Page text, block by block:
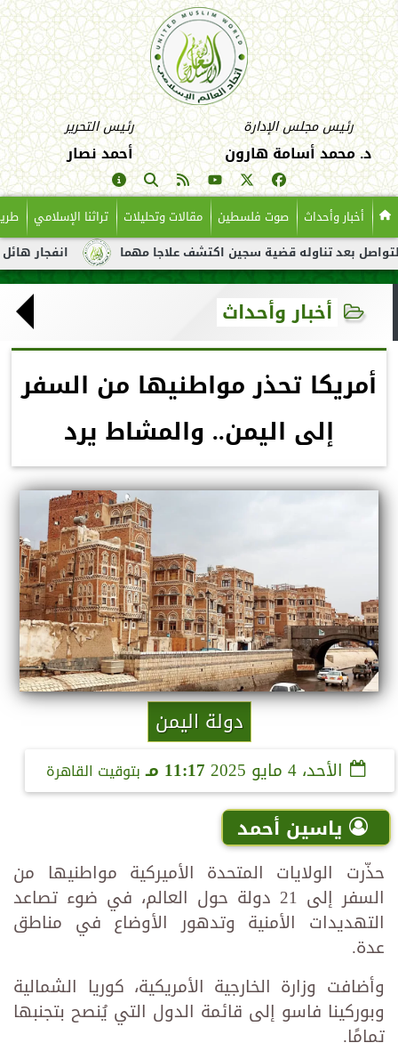
رئيس مجلس الإدارة
د. محمد أسامة هارون
رئيس التحرير
أحمد نصار
أخبار وأحداث صوت فلسطين مقالات وتحليلات تراثنا الإسلامي
انفجار هائل لناقلة تناوله قضية سجين اكتشف علاجا مهما
أخبار وأحداث
أمريكا تحذر مواطنيها من السفر
إلى اليمن.. والمشاط يرد
دولة اليمن
الأحد، 4 مايو 2025 11:17 مـ بتوقيت القاهرة
ياسين أحمد
حذّرت الولايات المتحدة الأميركية مواطنيها من
السفر إلى 21 دولة حول العالم، في ضوء تصاعد
التهديدات الأمنية وتدهور الأوضاع في مناطق
عدة.
وأضافت وزارة الخارجية الأمريكية، كوريا الشمالية
وبوركينا فاسو إلى قائمة الدول التي يُنصح بتجنبها
تمامًا.